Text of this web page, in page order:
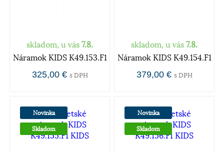
skladom, u vás 7.8.
Náramok KIDS K49.153.F1
325,00 € s DPH
skladom, u vás 7.8.
Náramok KIDS K49.154.F1
379,00 € s DPH
Novinka
Skladom
Novinka
Skladom